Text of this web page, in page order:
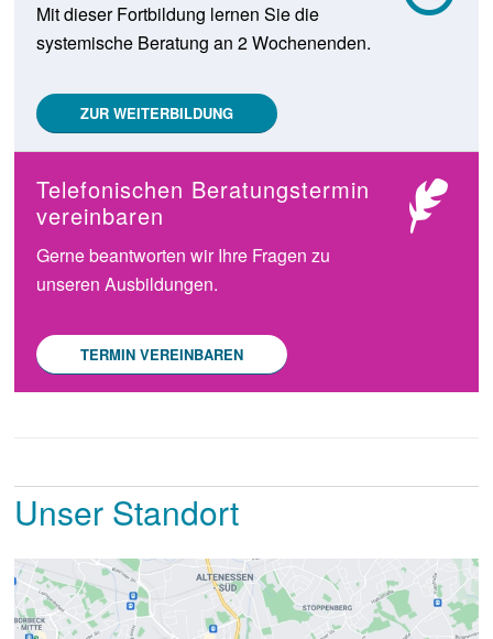
Mit dieser Fortbildung lernen Sie die
systemische Beratung an 2 Wochenenden.
ZUR WEITERBILDUNG
Telefonischen Beratungstermin
vereinbaren
Gerne beantworten wir Ihre Fragen zu
unseren Ausbildungen.
TERMIN VEREINBAREN
Unser Standort